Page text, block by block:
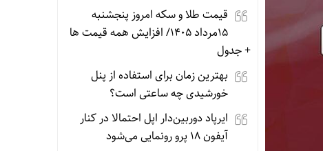
قیمت طلا و سکه امروز پنجشنبه
15مرداد 1405/ افزایش همه قیمت ها
+ جدول
بهترین زمان برای استفاده از پنل
خورشیدی چه ساعتی است؟
ایرپاد دوربین‌دار اپل احتمالا در کنار
آیفون ۱۸ پرو رونمایی می‌شود